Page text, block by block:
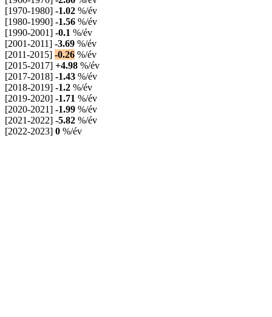
[1970-1980] -1.02 %/év
[1980-1990] -1.56 %/év
[1990-2001] -0.1 %/év
[2001-2011] -3.69 %/év
[2011-2015] -0.26 %/év
[2015-2017] +4.98 %/év
[2017-2018] -1.43 %/év
[2018-2019] -1.2 %/év
[2019-2020] -1.71 %/év
[2020-2021] -1.99 %/év
[2021-2022] -5.82 %/év
[2022-2023] 0 %/év